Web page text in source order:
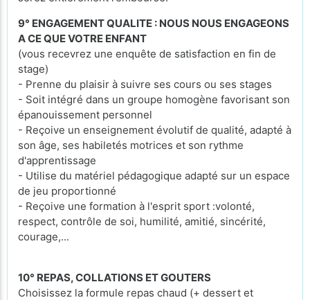
9° ENGAGEMENT QUALITE : NOUS NOUS ENGAGEONS
A CE QUE VOTRE ENFANT
(vous recevrez une enquête de satisfaction en fin de
stage)
- Prenne du plaisir à suivre ses cours ou ses stages
- Soit intégré dans un groupe homogène favorisant son
épanouissement personnel
- Reçoive un enseignement évolutif de qualité, adapté à
son âge, ses habiletés motrices et son rythme
d'apprentissage
- Utilise du matériel pédagogique adapté sur un espace
de jeu proportionné
- Reçoive une formation à l'esprit sport :volonté,
respect, contrôle de soi, humilité, amitié, sincérité,
courage,...
10° REPAS, COLLATIONS ET GOUTERS
Choisissez la formule repas chaud (+ dessert et